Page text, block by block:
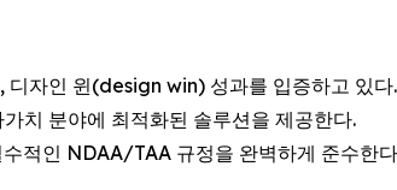
자인 윈(design win) 성과를 입증하고 있다.
치 분야에 최적화된 솔루션을 제공한다.
적인 NDAA/TAA 규정을 완벽하게 준수한